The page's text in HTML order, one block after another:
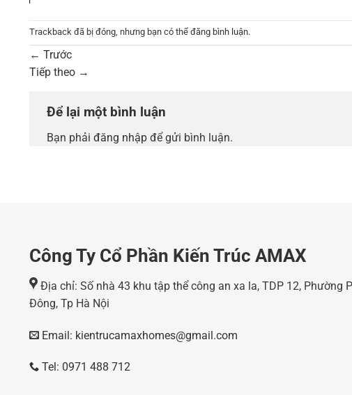
Trackback đã bị đóng, nhưng bạn có thể đăng bình luận.
← Trước
Tiếp theo →
Để lại một bình luận
Bạn phải đăng nhập để gửi bình luận.
Công Ty Cổ Phần Kiến Trúc AMAX
Địa chỉ: Số nhà 43 khu tập thể công an xa la, TDP 12, Phường
Đông, Tp Hà Nội
Email: kientrucamaxhomes@gmail.com
Tel: 0971 488 712